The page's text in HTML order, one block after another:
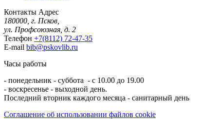
Контакты Адрес
180000, г. Псков,
ул. Профсоюзная, д. 2
Телефон +7(8112) 72-47-35
E-mail bib@pskovlib.ru
Часы работы
- понедельник - суббота - с 10.00 до 19.00
- воскресенье - выходной день.
Последний вторник каждого месяца - санитарный день
Соглашение об использовании файлов cookie